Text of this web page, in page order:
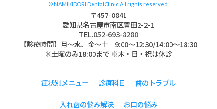
© NAMIKIDORI DentalClinic All rights reserved.
〒457-0841
愛知県名古屋市南区豊田2-2-1
TEL.052-693-8280
【診療時間】月〜水、金～土 9:00〜12:30/14:00～18:30
※土曜のみ18:00まで ※木・日・祝は休診
症状別メニュー 診療科目 歯のトラブル
入れ歯の悩み解決 お口の悩み